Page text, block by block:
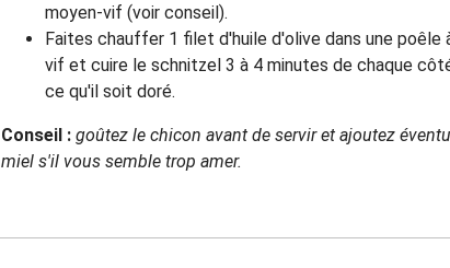
moyen-vif (voir conseil).
Faites chauffer 1 filet d'huile d'olive dans une poêle
vif et cuire le schnitzel 3 à 4 minutes de chaque
ce qu'il soit doré.
Conseil : goûtez le chicon avant de servir et ajoutez
miel s'il vous semble trop amer.